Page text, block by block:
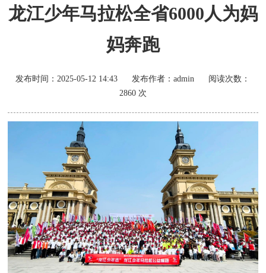
龙江少年马拉松全省6000人为妈
妈奔跑
发布时间：2025-05-12 14:43发布作者：admin 阅读次数：
2860 次